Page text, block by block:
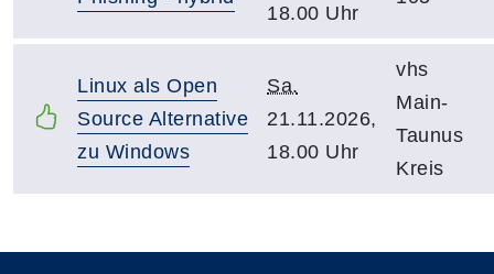
18.00 Uhr
Linux als Open
Source Alternative
zu Windows
Sa.
21.11.2026,
18.00 Uhr
vhs
Main-
Taunus
Kreis